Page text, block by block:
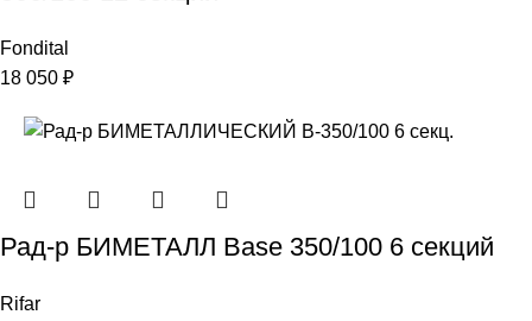
Fondital
18 050 ₽
Рад-р БИМЕТАЛЛ Base 350/100 6 секций
Rifar